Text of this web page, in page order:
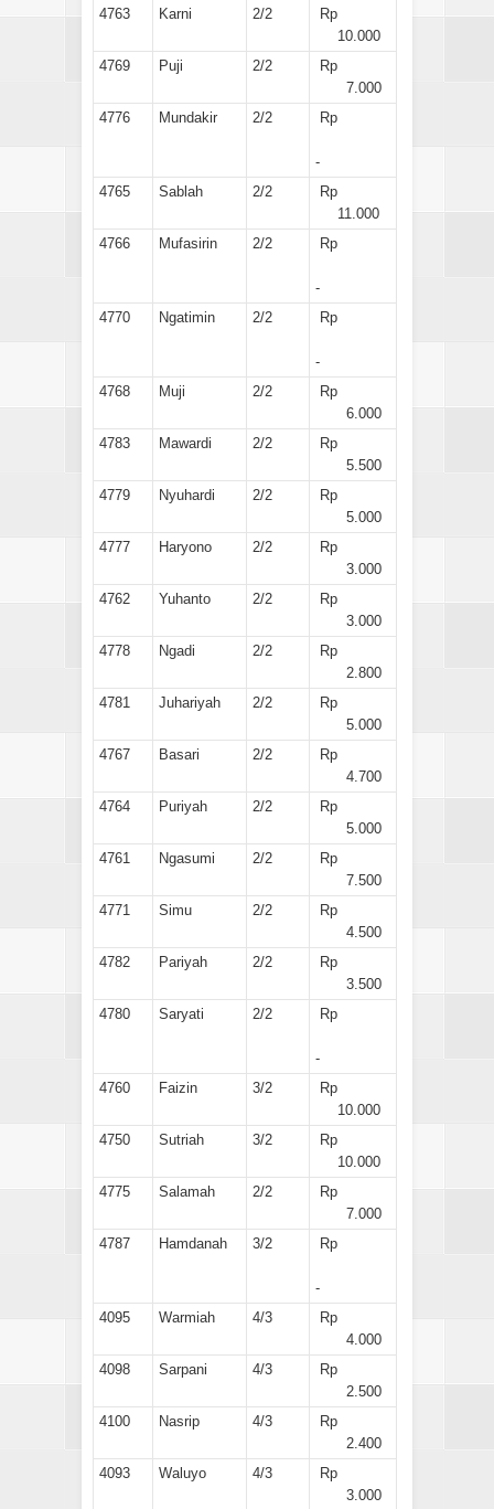
4763 Karni 2/2
Rp
10.000
4769
Puji 2/2
Rp
7.000
4776
Mundakir 2/2 Rp
-
4765
Sablah 2/2
Rp
11.000
4766
Mufasirin 2/2 Rp
-
4770
Ngatimin 2/2 Rp
-
4768
Muji 2/2
Rp
6.000
4783
Mawardi 2/2
Rp
5.500
4779
Nyuhardi 2/2
Rp
5.000
4777
Haryono 2/2
Rp
3.000
4762
Yuhanto 2/2
Rp
3.000
4778
Ngadi 2/2
Rp
2.800
4781
Juhariyah 2/2
Rp
5.000
4767
Basari 2/2
Rp
4.700
4764
Puriyah 2/2
Rp
5.000
4761
Ngasumi 2/2
Rp
7.500
4771
Simu 2/2
Rp
4.500
4782
Pariyah 2/2
Rp
3.500
4780
Saryati 2/2 Rp
-
4760
Faizin 3/2
Rp
10.000
4750
Sutriah 3/2
Rp
10.000
4775
Salamah 2/2
Rp
7.000
4787
Hamdanah 3/2 Rp
-
4095
Warmiah 4/3
Rp
4.000
4098
Sarpani 4/3
Rp
2.500
4100
Nasrip 4/3
Rp
2.400
4093
Waluyo 4/3
Rp
3.000